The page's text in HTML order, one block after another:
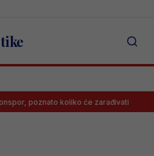
poznato koliko će zarađivati